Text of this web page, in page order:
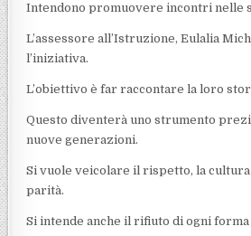
Intendono promuovere incontri nelle
L’assessore all’Istruzione, Eulalia
l’iniziativa.
L’obiettivo è far raccontare la loro
Questo diventerà uno strumento
nuove generazioni.
Si vuole veicolare il rispetto, la cultura
parità.
Si intende anche il rifiuto di ogni